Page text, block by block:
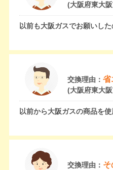
(大阪府東大
以前も大阪ガスでお願いした
交換理由： 省
(大阪府東大
以前から大阪ガスの商品を
交換理由： そ